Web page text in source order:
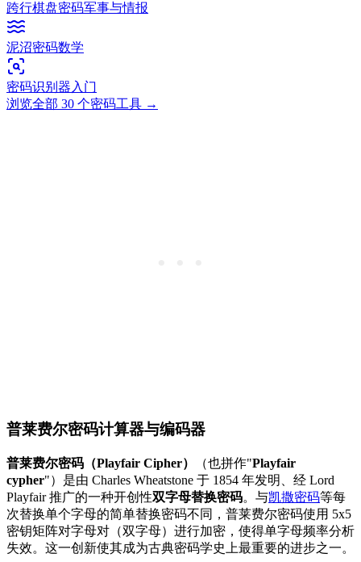
跨行棋盘密码军事与情报
泥沼密码数学
密码识别器入门
浏览全部 30 个密码工具 →
普莱费尔密码计算器与编码器
普莱费尔密码（Playfair Cipher） （也拼作"Playfair
cypher"）是由 Charles Wheatstone 于 1854 年发明、经 Lord
Playfair 推广的一种开创性双字母替换密码。与凯撒密码等每
次替换单个字母的简单替换密码不同，普莱费尔密码使用 5x5
密钥矩阵对字母对（双字母）进行加密，使得单字母频率分析
失效。这一创新使其成为古典密码学史上最重要的进步之一。